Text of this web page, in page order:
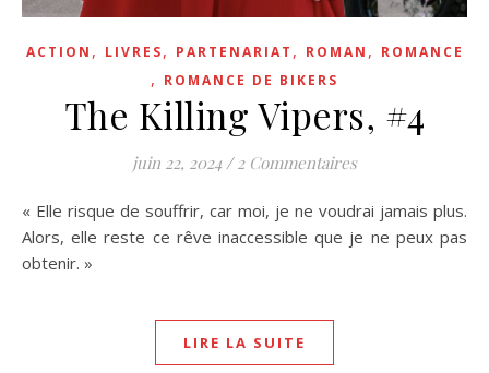
ACTION , LIVRES, PARTENARIAT , ROMAN , ROMANCE
, ROMANCE DE BIKERS
The Killing Vipers, #4
juin 22, 2024 / 2 Commentaires
« Elle risque de souffrir, car moi, je ne voudrai jamais plus.
Alors, elle reste ce rêve inaccessible que je ne peux pas
obtenir. »
LIRE LA SUITE